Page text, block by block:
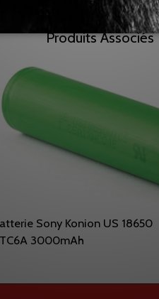
Produits Associés
Sony Konion US 18650
3000mAh